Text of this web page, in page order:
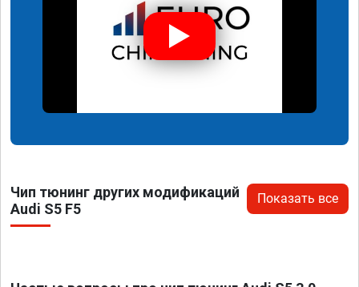
Чип тюнинг других модификаций
Audi S5 F5
Показать все